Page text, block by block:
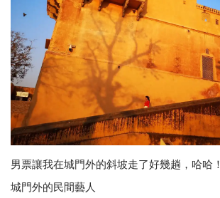
男票讓我在城門外的斜坡走了好幾趟，哈哈！
城門外的民間藝人